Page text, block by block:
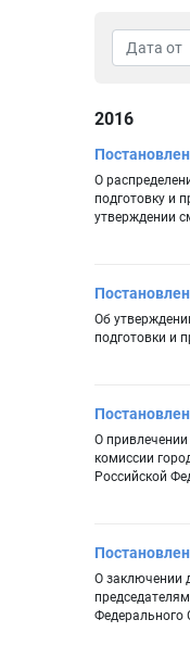
2016
О
подготовку и
утверждении
Об
подготовки и
О
комиссии
Российской
О заключении
Федерального